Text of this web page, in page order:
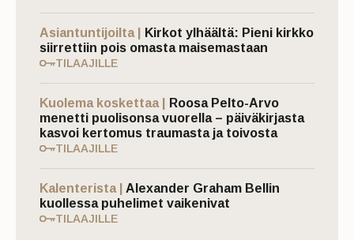
Asiantuntijoilta |
Kirkot ylhäältä: Pieni kirkko
siirrettiin pois omasta maisemastaan
TILAAJILLE
Kuolema koskettaa |
Roosa Pelto-Arvo
menetti puolisonsa vuorella – päiväkirjasta
kasvoi kertomus traumasta ja toivosta
TILAAJILLE
Kalenterista |
Alexander Graham Bellin
kuollessa puhelimet vaikenivat
TILAAJILLE